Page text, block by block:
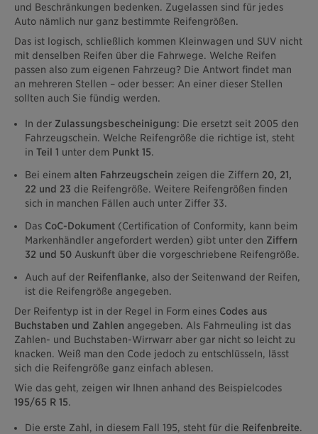
und Beschränkungen bedenken. Zugelassen sind für jedes
Auto nämlich nur ganz bestimmte Reifengrößen.
Das ist logisch, schließlich kommen Kleinwagen und SUV nicht
mit denselben Reifen über die Fahrwege. Welche Reifen
passen also zum eigenen Fahrzeug? Die Antwort findet man
an mehreren Stellen – oder besser: An einer dieser Stellen
sollten auch Sie fündig werden.
In der Zulassungsbescheinigung: Die ersetzt seit 2005 den
Fahrzeugschein. Welche Reifengröße die richtige ist, steht
in Teil 1 unter dem Punkt 15.
Bei einem alten Fahrzeugschein zeigen die Ziffern 20, 21,
22 und 23 die Reifengröße. Weitere Reifengrößen finden
sich in manchen Fällen auch unter Ziffer 33.
Das CoC-Dokument (Certification of Conformity, kann beim
Markenhändler angefordert werden) gibt unter den Ziffern
32 und 50 Auskunft über die vorgeschriebene Reifengröße.
Auch auf der Reifenflanke, also der Seitenwand der Reifen,
ist die Reifengröße angegeben.
Der Reifentyp ist in der Regel in Form eines Codes aus
Buchstaben und Zahlen angegeben. Als Fahrneuling ist das
Zahlen- und Buchstaben-Wirrwarr aber gar nicht so leicht zu
knacken. Weiß man den Code jedoch zu entschlüsseln, lässt
sich die Reifengröße ganz einfach ablesen.
Wie das geht, zeigen wir Ihnen anhand des Beispielcodes
195/65 R 15.
Die erste Zahl, in diesem Fall 195, steht für die Reifenbreite.